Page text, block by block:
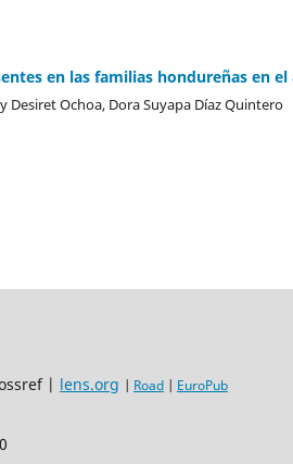
en las familias hondureñas en el
Ochoa, Dora Suyapa Díaz Quintero
| lens.org | Road | EuroPub